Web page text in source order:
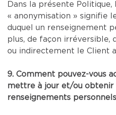
Dans la présente Politique,
« anonymisation » signifie
duquel un renseignement
plus, de façon irréversible,
ou indirectement le Client
9. Comment pouvez-vous
mettre à jour et/ou obtenir
renseignements